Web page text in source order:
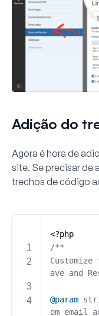
Adição do
Agora é hora de
site. Se precisar de
trechos de código